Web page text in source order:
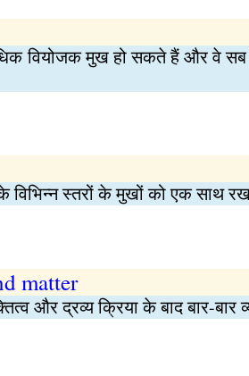
वियोजक मुख हो सकते हैं और वे सब
स्तरों के मुखों को एक साथ
matter
और द्रव्य क्रिया के बाद बार-